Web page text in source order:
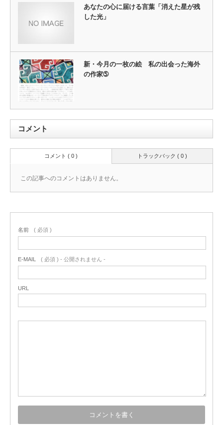
あなたの心に届ける言葉「消えた星が残
した光」
新・今月の一枚の絵 私の出会った海外
の作家➄
コメント
トラックバック ( 0 )
コメント ( 0 )
この記事へのコメントはありません。
名前 ( 必須 )
E-MAIL ( 必須 ) - 公開されません -
URL